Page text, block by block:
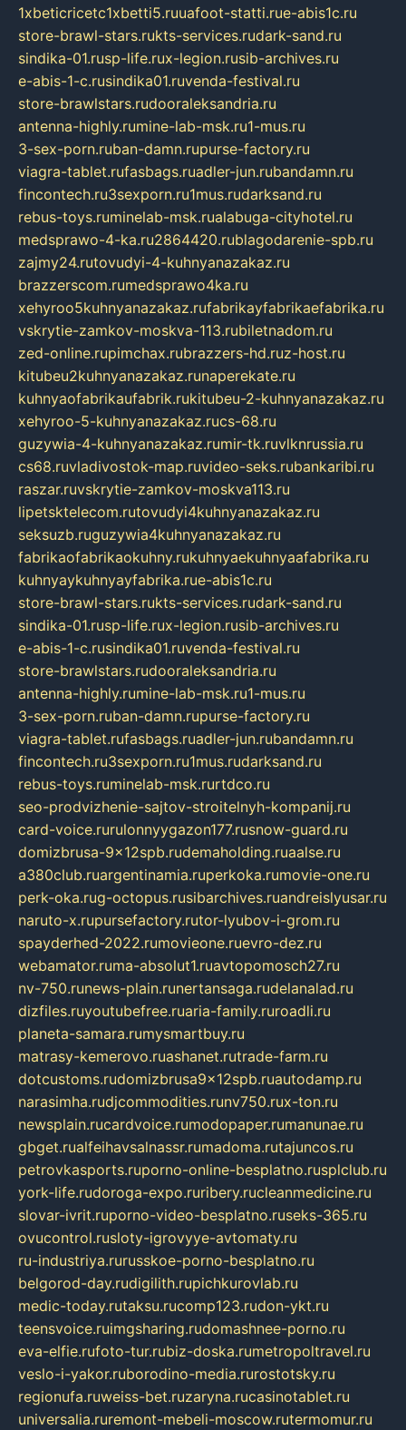
1xbeticricetc1xbetti5.ruuafoot-statti.rue-abis1c.ru
store-brawl-stars.rukts-services.rudark-sand.ru
sindika-01.rusp-life.rux-legion.rusib-archives.ru
e-abis-1-c.rusindika01.ruvenda-festival.ru
store-brawlstars.rudooraleksandria.ru
antenna-highly.rumine-lab-msk.ru1-mus.ru
3-sex-porn.ruban-damn.rupurse-factory.ru
viagra-tablet.rufasbags.ruadler-jun.rubandamn.ru
fincontech.ru3sexporn.ru1mus.rudarksand.ru
rebus-toys.ruminelab-msk.rualabuga-cityhotel.ru
medsprawo-4-ka.ru2864420.rublagodarenie-spb.ru
zajmy24.rutovudyi-4-kuhnyanazakaz.ru
brazzerscom.rumedsprawo4ka.ru
xehyroo5kuhnyanazakaz.rufabrikayfabrikaefabrika.ru
vskrytie-zamkov-moskva-113.rubiletnadom.ru
zed-online.rupimchax.rubrazzers-hd.ruz-host.ru
kitubeu2kuhnyanazakaz.runaperekate.ru
kuhnyaofabrikaufabrik.rukitubeu-2-kuhnyanazakaz.ru
xehyroo-5-kuhnyanazakaz.rucs-68.ru
guzywia-4-kuhnyanazakaz.rumir-tk.ruvlknrussia.ru
cs68.ruvladivostok-map.ruvideo-seks.rubankaribi.ru
raszar.ruvskrytie-zamkov-moskva113.ru
lipetsktelecom.rutovudyi4kuhnyanazakaz.ru
seksuzb.ruguzywia4kuhnyanazakaz.ru
fabrikaofabrikaokuhny.rukuhnyaekuhnyaafabrika.ru
kuhnyaykuhnyayfabrika.rue-abis1c.ru
store-brawl-stars.rukts-services.rudark-sand.ru
sindika-01.rusp-life.rux-legion.rusib-archives.ru
e-abis-1-c.rusindika01.ruvenda-festival.ru
store-brawlstars.rudooraleksandria.ru
antenna-highly.rumine-lab-msk.ru1-mus.ru
3-sex-porn.ruban-damn.rupurse-factory.ru
viagra-tablet.rufasbags.ruadler-jun.rubandamn.ru
fincontech.ru3sexporn.ru1mus.rudarksand.ru
rebus-toys.ruminelab-msk.rurtdco.ru
seo-prodvizhenie-sajtov-stroitelnyh-kompanij.ru
card-voice.rurulonnyygazon177.rusnow-guard.ru
domizbrusa-9x12spb.rudemaholding.ruaalse.ru
a380club.ruargentinamia.ruperkoka.rumovie-one.ru
perk-oka.rug-octopus.rusibarchives.ruandreislyusar.ru
naruto-x.rupursefactory.rutor-lyubov-i-grom.ru
spayderhed-2022.rumovieone.ruevro-dez.ru
webamator.ruma-absolut1.ruavtopomosch27.ru
nv-750.runews-plain.runertansaga.rudelanalad.ru
dizfiles.ruyoutubefree.ruaria-family.ruroadli.ru
planeta-samara.rumysmartbuy.ru
matrasy-kemerovo.ruashanet.rutrade-farm.ru
dotcustoms.rudomizbrusa9x12spb.ruautodamp.ru
narasimha.rudjcommodities.runv750.rux-ton.ru
newsplain.rucardvoice.rumodopaper.rumanunae.ru
gbget.rualfeihavsalnassr.rumadoma.rutajuncos.ru
petrovkasports.ruporno-online-besplatno.rusplclub.ru
york-life.rudoroga-expo.ruribery.rucleanmedicine.ru
slovar-ivrit.ruporno-video-besplatno.ruseks-365.ru
ovucontrol.rusloty-igrovyye-avtomaty.ru
ru-industriya.rurusskoe-porno-besplatno.ru
belgorod-day.rudigilith.rupichkurovlab.ru
medic-today.rutaksu.rucomp123.rudon-ykt.ru
teensvoice.ruimgsharing.rudomashnee-porno.ru
eva-elfie.rufoto-tur.rubiz-doska.rumetropoltravel.ru
veslo-i-yakor.ruborodino-media.rurostotsky.ru
regionufa.ruweiss-bet.ruzaryna.rucasinotablet.ru
universalia.ruremont-mebeli-moscow.rutermomur.ru